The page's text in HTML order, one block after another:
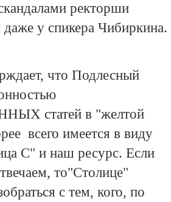
ректорши
у спикера Чибиркина.
что Подлесный
статей в "желтой
всего имеется в виду
С" и наш ресурс. Если
то"Столице"
с тем, кого, по